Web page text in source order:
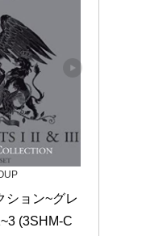
ション~グレ
(3SHM-C